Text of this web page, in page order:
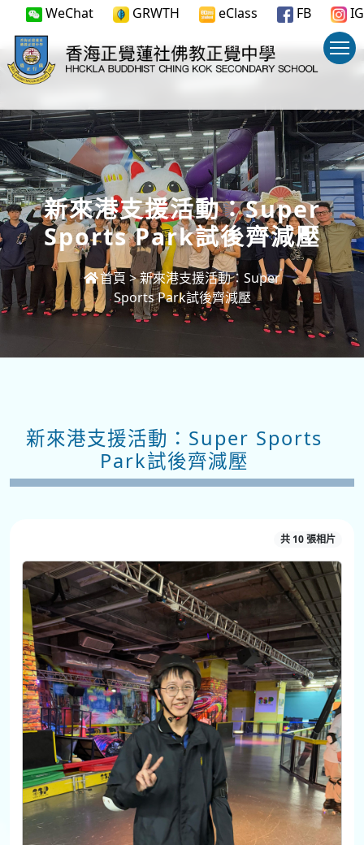
WeChat GRWTH eClass FB IG
新來港支援活動：Super
Sports Park試後齊減壓
首頁 >新來港支援活動：Super
Sports Park試後齊減壓
新來港支援活動：Super Sports
Park試後齊減壓
共 10 張相片